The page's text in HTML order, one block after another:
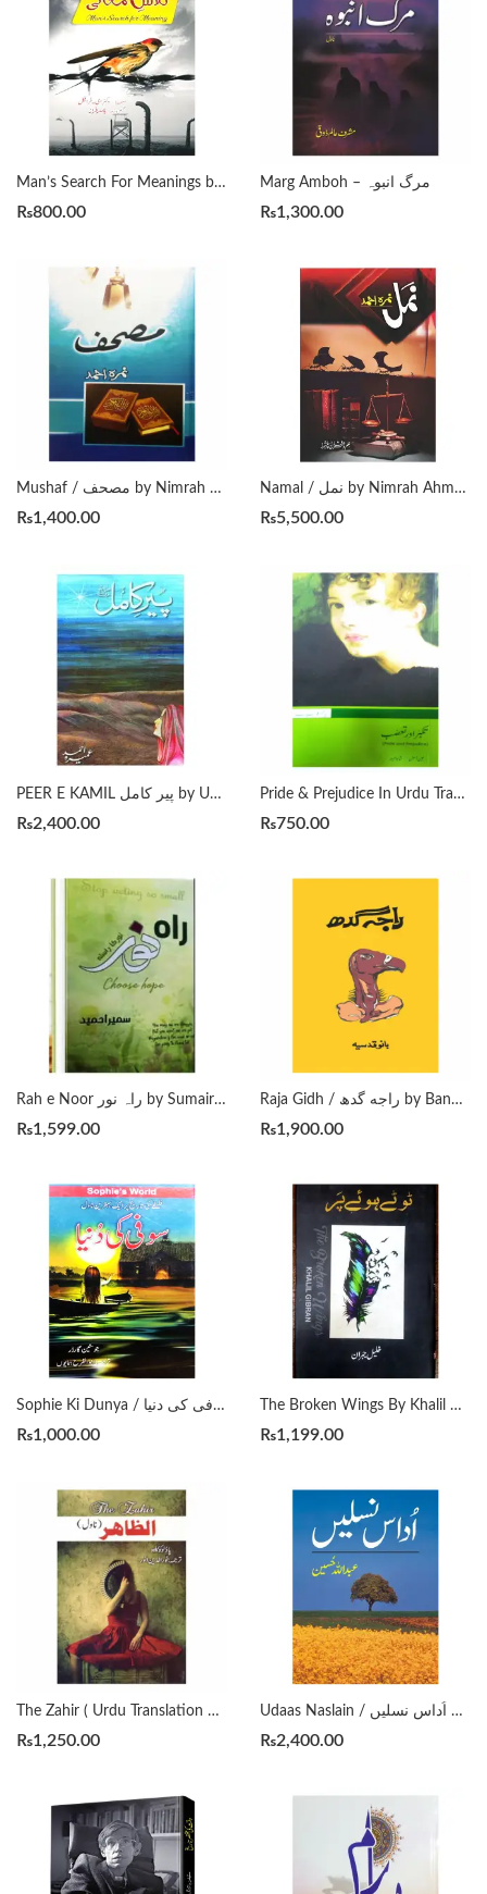
Man’s Search For Meanings by Viktor E. Frankl in Urdu تلاشِ معانی تلخیص و ترجمہ یاسر فراز
₨800.00
Marg Amboh – مرگ انبوہ
₨1,300.00
Mushaf / مصحف by Nimrah Ahmed
₨1,400.00
Namal / نمل by Nimrah Ahmed Yakja
₨5,500.00
PEER E KAMIL پیر کامل by Umera Ahmed
₨2,400.00
Pride & Prejudice In Urdu Translation تکبر اور تعصب
₨750.00
Rah e Noor راہ نور by Sumaira Hameed in Urdu
₨1,599.00
Raja Gidh / راجه گدھ by Bano Qudsia
₨1,900.00
Sophie Ki Dunya / سوفی کی دنیا
₨1,000.00
The Broken Wings By Khalil Gibran (In Urdu) ٹوٹے ہوئے پر خلیل جبران
₨1,199.00
The Zahir ( Urdu Translation Al-Zahir) الظاہر
₨1,250.00
Udaas Naslain / اُداس نسلیں Abdullah Hussein
₨2,400.00